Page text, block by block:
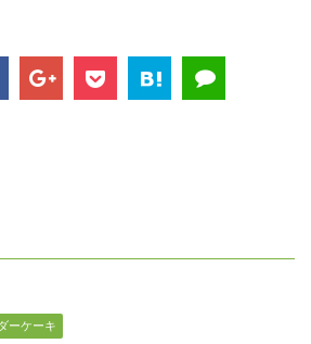
ーケーキ